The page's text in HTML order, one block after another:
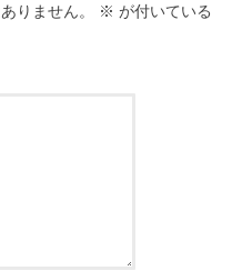
りません。 ※ が付いている